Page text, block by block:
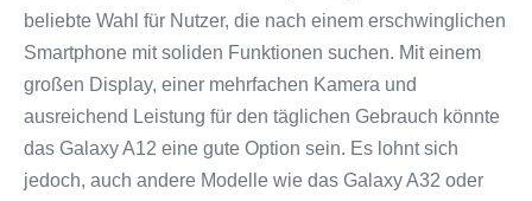
beliebte Wahl für Nutzer, die nach einem erschwinglichen
Smartphone mit soliden Funktionen suchen. Mit einem
großen Display, einer mehrfachen Kamera und
ausreichend Leistung für den täglichen Gebrauch könnte
das Galaxy A12 eine gute Option sein. Es lohnt sich
jedoch, auch andere Modelle wie das Galaxy A32 oder